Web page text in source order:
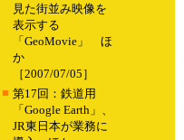
見た街並み映像を
表示する
「GeoMovie」 ほ
か
［2007/07/05］
■ 第17回：鉄道用
「Google Earth」、
JR東日本が業務に